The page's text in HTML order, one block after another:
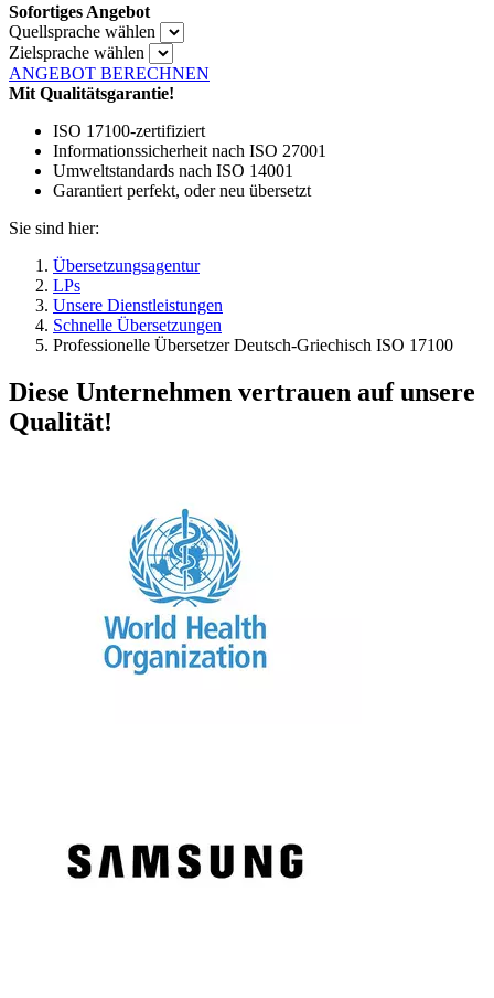
Sofortiges Angebot
Quellsprache wählen
Zielsprache wählen
ANGEBOT BERECHNEN
Mit Qualitätsgarantie!
ISO 17100-zertifiziert
Informationssicherheit nach ISO 27001
Umweltstandards nach ISO 14001
Garantiert perfekt, oder neu übersetzt
Sie sind hier:
Übersetzungsagentur
LPs
Unsere Dienstleistungen
Schnelle Übersetzungen
Professionelle Übersetzer Deutsch-Griechisch ISO 17100
Diese Unternehmen vertrauen auf unsere
Qualität!